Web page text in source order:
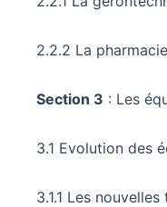
2.2.2 La pharmacie
Section 3 : Les
3.1 Evolution des
3.1.1 Les